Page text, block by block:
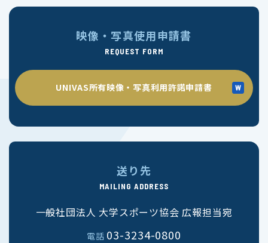
映像・写真使用申請書
REQUEST FORM
UNIVAS所有映像・写真利用許諾申請書
送り先
MAILING ADDRESS
一般社団法人 大学スポーツ協会 広報担当宛
電話 03-3234-0800